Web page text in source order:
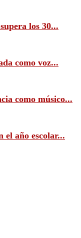
los 30...
como voz...
como músico...
el año escolar...